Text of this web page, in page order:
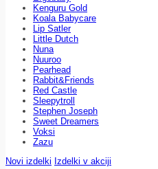
Kenguru Gold
Koala Babycare
Lip Satler
Little Dutch
Nuna
Nuuroo
Pearhead
Rabbit&Friends
Red Castle
Sleepytroll
Stephen Joseph
Sweet Dreamers
Voksi
Zazu
Novi izdelki Izdelki v akciji